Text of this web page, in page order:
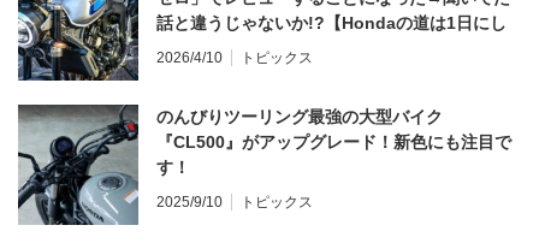
話と違うじゃないか!?【Hondaの道は1日にし
てならず／CB1000F ①第一印象 編】
2026/4/10 トピックス
のんびりツーリング最強の大型バイク
『CL500』がアップグレード！新色にも注目で
す！
2025/9/10 トピックス